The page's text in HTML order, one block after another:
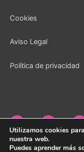
Cookies
Aviso Legal
Política de privacidad
Utilizamos cookies
nuestra web.
Puedes aprender más